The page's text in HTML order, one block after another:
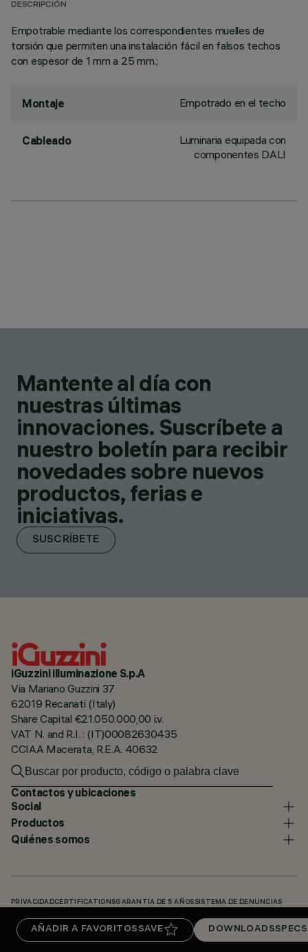
AÑADIR A FAVORITOS SAVE DOWNLOADSSPECS
DESCRIPCIÓN
Empotrable mediante los correspondientes muelles de
torsión que permiten una instalación fácil en falsos techos
con espesor de 1 mm a 25 mm.;
Montaje Empotrado en el techo
Cableado
Luminaria equipada con
componentes DALI
Mantente al día con
nuestras últimas
innovaciones. Suscríbete a
nuestro boletín para recibir
novedades sobre nuevos
productos, ferias e
iniciativas.
SUSCRÍBETE
iGuzzini illuminazione S.p.A
Via Mariano Guzzini 37
62019 Recanati (Italy)
Share Capital €21.050.000,00 i.v.
VAT N. and R.I. : (IT)00082630435
CCIAA Macerata, R.E.A. 40632
Contactos y ubicaciones
Social
Productos
Quiénes somos
PRIVACIDADCERTIFICATIONSGARANTÍA DE 5 AÑOS SISTEMA DE DENUNCIAS
KNOWLEDGE BASE (LOGIN REQUIRED)DOWNLOADS